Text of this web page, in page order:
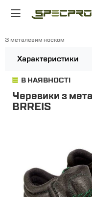
З металевим носком
Характеристики
В НАЯВНОСТІ
Черевики з
BRREIS